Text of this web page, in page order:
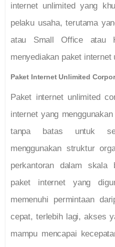
internet unlimited yang
pelaku usaha, terutama
atau Small Office atau
menyediakan paket internet
Paket Internet Unlimited
Paket internet unlimited
internet yang
tanpa batas untuk
menggunakan struktur
perkantoran dalam skala
paket internet yang
memenuhi permintaan
cepat, terlebih lagi, akses
mampu mencapai